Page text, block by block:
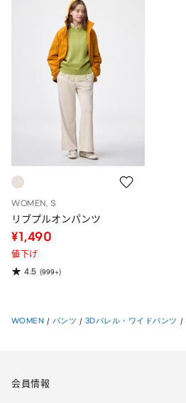
WOMEN, S
リブプルオンパンツ
¥1,490
値下げ
4.5 (999+)
WOMEN / パンツ / 3Dバレル・ワイドパンツ /
会員情報